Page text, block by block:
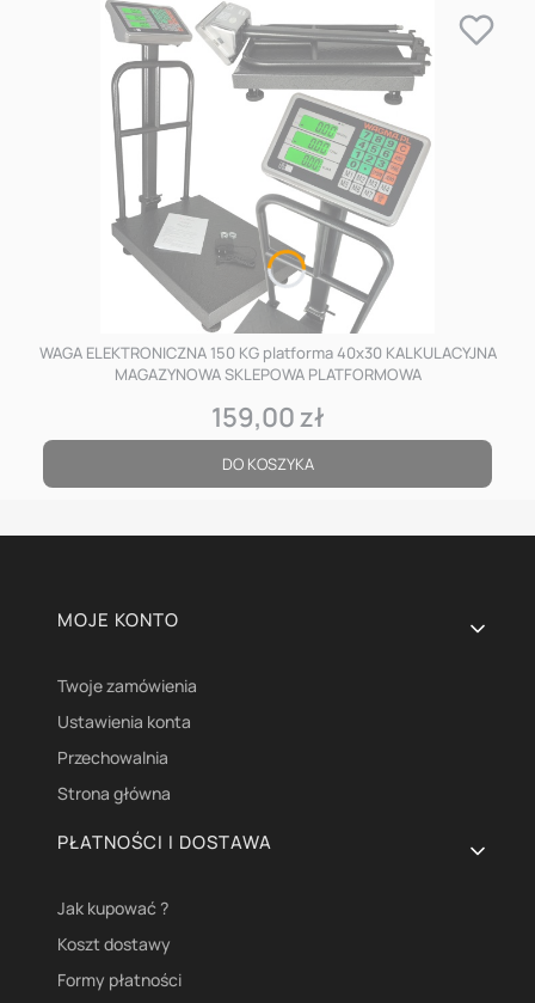
WAGA ELEKTRONICZNA 150 KG platforma 40x30 KALKULACYJNA
MAGAZYNOWA SKLEPOWA PLATFORMOWA
Cena
159,00 zł
DO KOSZYKA
Linki w stopce
MOJE KONTO
Twoje zamówienia
Ustawienia konta
Przechowalnia
Strona główna
PŁATNOŚCI I DOSTAWA
Jak kupować ?
Koszt dostawy
Formy płatności